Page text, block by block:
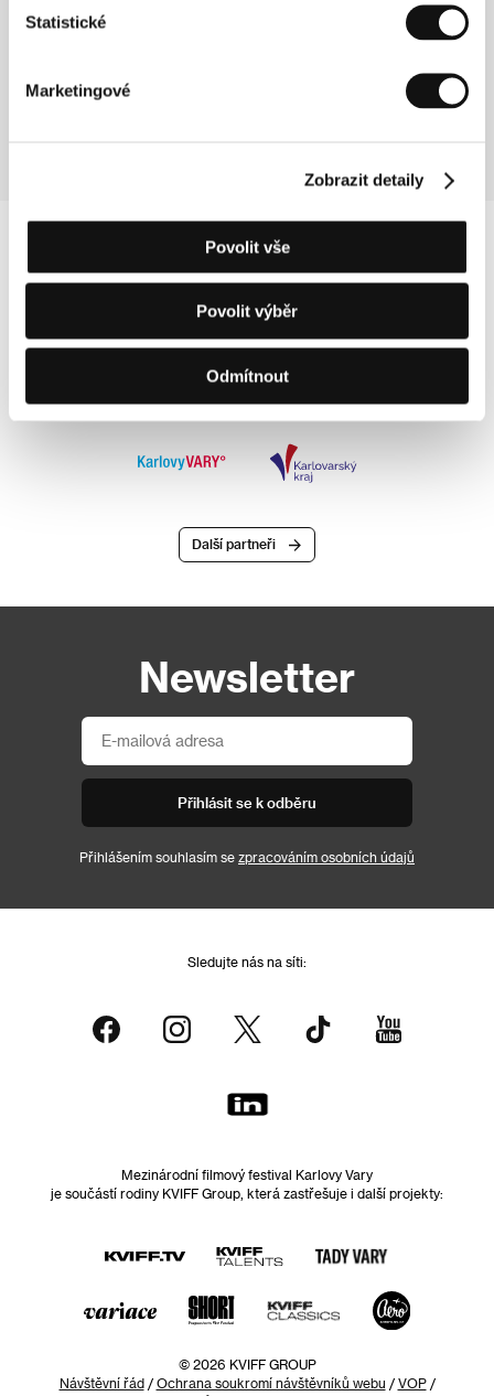
Statistické
Marketingové
Zobrazit detaily
Povolit vše
Povolit výběr
Odmítnout
(Chvilky)
republika, 2018, 95 min
Sekce:Soutěž Na východ od Západu
Další partneři
Newsletter
Přihlásit se k odběru
Přihlášením souhlasím se zpracováním osobních údajů
Sledujte nás na síti:
Mezinárodní filmový festival Karlovy Vary
je součástí rodiny KVIFF Group, která zastřešuje i další projekty:
© 2026 KVIFF GROUP
Návštěvní řád/ Ochrana soukromí návštěvníků webu / VOP/